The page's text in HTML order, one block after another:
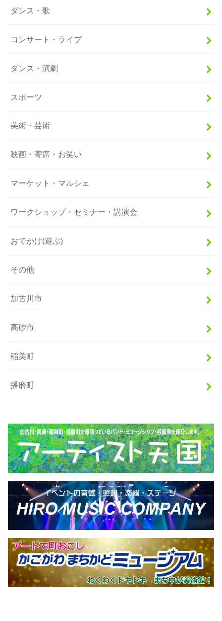
ダンス・歌
コンサート・ライブ
ダンス・演劇
スポーツ
美術・芸術
映画・寄席・お笑い
マーケット・マルシェ
ワークショップ・セミナー・講演会
おでかけ(遊ぶ)
その他
加古川市
高砂市
稲美町
播磨町